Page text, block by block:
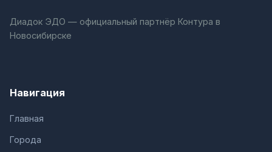
Диадок ЭДО — официальный партнёр Контура в
Новосибирске
Навигация
Главная
Города